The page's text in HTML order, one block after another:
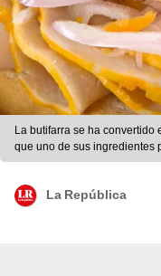
La butifarra se ha convertido
que uno de sus ingredientes
LR/Buenazo/Restaurante
La República